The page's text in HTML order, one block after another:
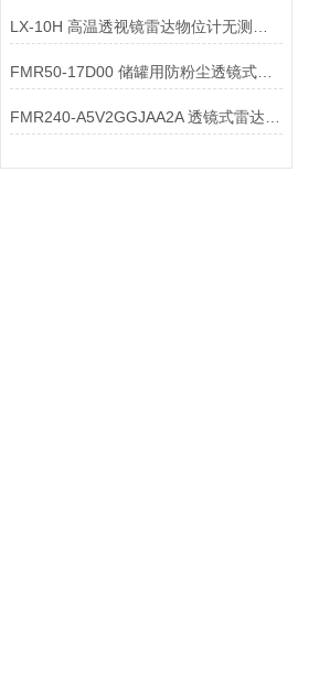
FMR50-17D00 储罐用防粉尘透镜式雷达料位计的结构设计有哪些特殊要求？